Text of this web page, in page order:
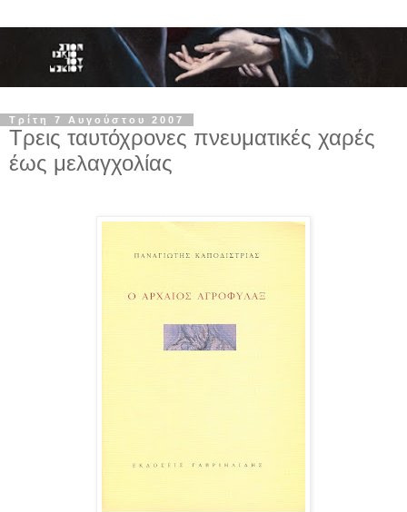
Τρίτη 7 Αυγούστου 2007
Τρεις ταυτόχρονες πνευματικές χαρές
έως μελαγχολίας